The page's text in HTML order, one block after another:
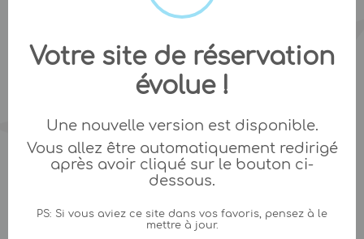
Votre site de réservation
évolue !
Une nouvelle version est disponible.
Vous allez être automatiquement redirigé
après avoir cliqué sur le bouton ci-
dessous.
PS: Si vous aviez ce site dans vos favoris, pensez à le
mettre à jour.